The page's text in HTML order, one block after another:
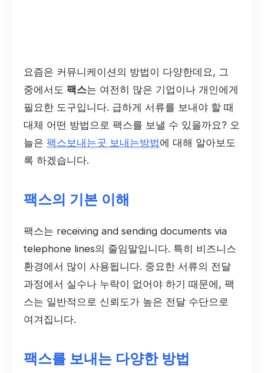
요즘은 커뮤니케이션의 방법이 다양한데요, 그
중에서도 팩스는 여전히 많은 기업이나 개인에게
필요한 도구입니다. 급하게 서류를 보내야 할 때
대체 어떤 방법으로 팩스를 보낼 수 있을까요? 오
늘은 팩스보내는곳 보내는방법에 대해 알아보도
록 하겠습니다.
팩스의 기본 이해
팩스는 receiving and sending documents via
telephone lines의 줄임말입니다. 특히 비즈니스
환경에서 많이 사용됩니다. 중요한 서류의 전달
과정에서 실수나 누락이 없어야 하기 때문에, 팩
스는 일반적으로 신뢰도가 높은 전달 수단으로
여겨집니다.
팩스를 보내는 다양한 방법